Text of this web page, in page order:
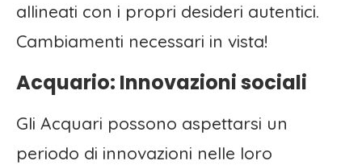
allineati con i propri desideri autentici.
Cambiamenti necessari in vista!
Acquario: Innovazioni sociali
Gli Acquari possono aspettarsi un
periodo di innovazioni nelle loro